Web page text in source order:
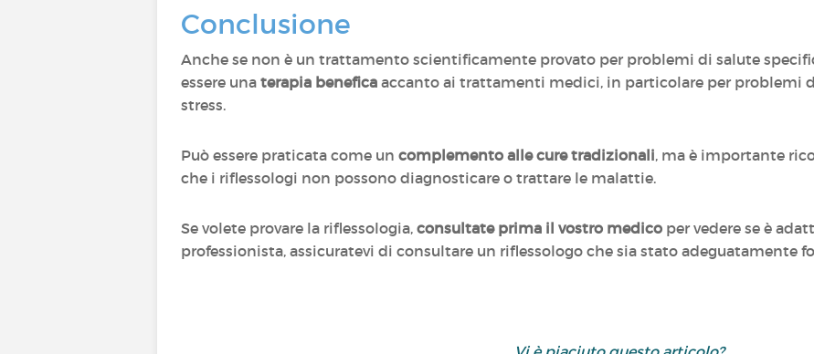
Conclusione
Anche se non è un trattamento scientificamente provato per problemi di salute
essere una terapia benefica accanto ai trattamenti medici, in particolare per problemi
stress.
Può essere praticata come un complemento alle cure tradizionali, ma è importante
che i riflessologi non possono diagnosticare o trattare le malattie.
Se volete provare la riflessologia, consultate prima il vostro medico per vedere se è
professionista, assicuratevi di consultare un riflessologo che sia stato adeguatamente